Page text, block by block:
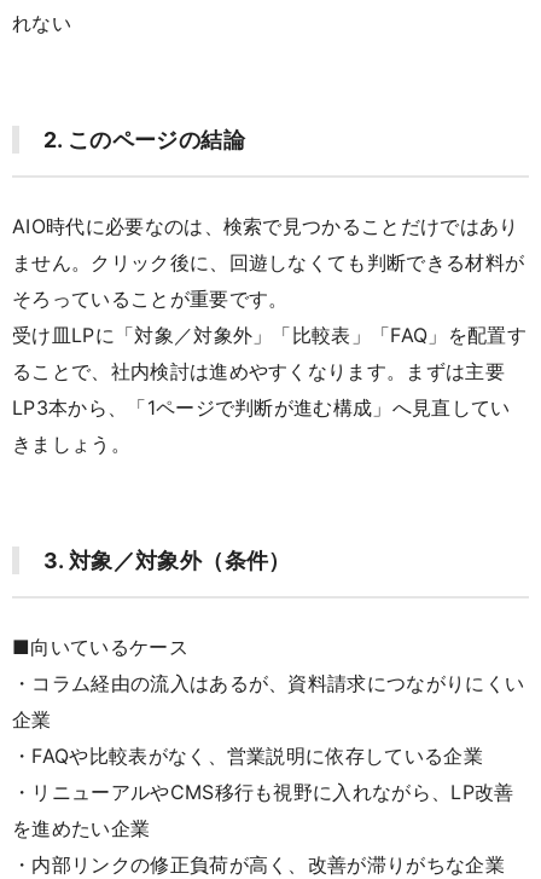
れない
2. このページの結論
AIO時代に必要なのは、検索で見つかることだけではあり
ません。クリック後に、回遊しなくても判断できる材料が
そろっていることが重要です。
受け皿LPに「対象／対象外」「比較表」「FAQ」を配置す
ることで、社内検討は進めやすくなります。まずは主要
LP3本から、「1ページで判断が進む構成」へ見直してい
きましょう。
3. 対象／対象外（条件）
■向いているケース
・コラム経由の流入はあるが、資料請求につながりにくい
企業
・FAQや比較表がなく、営業説明に依存している企業
・リニューアルやCMS移行も視野に入れながら、LP改善
を進めたい企業
・内部リンクの修正負荷が高く、改善が滞りがちな企業